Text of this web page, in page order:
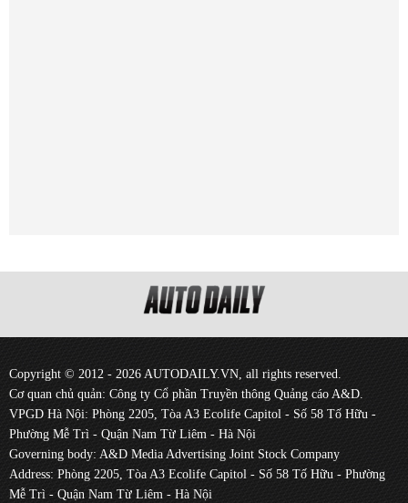
Copyright © 2012 - 2026 AUTODAILY.VN, all rights reserved.
Cơ quan chủ quản: Công ty Cổ phần Truyền thông Quảng cáo A&D.
VPGD Hà Nội: Phòng 2205, Tòa A3 Ecolife Capitol - Số 58 Tố Hữu -
Phường Mễ Trì - Quận Nam Từ Liêm - Hà Nội
Governing body: A&D Media Advertising Joint Stock Company
Address: Phòng 2205, Tòa A3 Ecolife Capitol - Số 58 Tố Hữu - Phường
Mễ Trì - Quận Nam Từ Liêm - Hà Nội